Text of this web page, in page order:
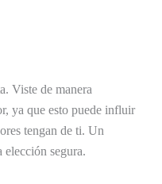
Viste de manera
ya que esto puede influir
tengan de ti. Un
elección segura.